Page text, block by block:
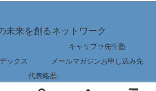
未来を創るネットワーク
キャリプラ先生塾
ックス
メールマガジンお申し込み先
代表略歴